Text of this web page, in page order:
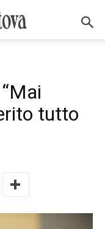
tutto